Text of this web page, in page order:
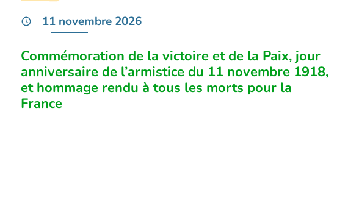
11 novembre 2026
Commémoration de la victoire et de la Paix, jour
anniversaire de l’armistice du 11 novembre 1918,
et hommage rendu à tous les morts pour la
France